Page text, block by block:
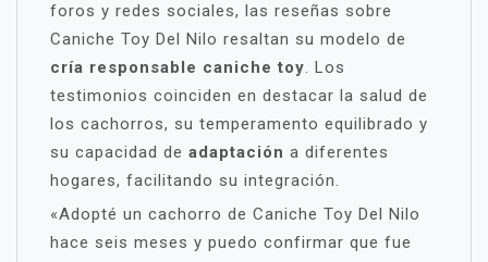
foros y redes sociales, las reseñas sobre
Caniche Toy Del Nilo resaltan su modelo de
cría responsable caniche toy. Los
testimonios coinciden en destacar la salud de
los cachorros, su temperamento equilibrado y
su capacidad de adaptación a diferentes
hogares, facilitando su integración.
«Adopté un cachorro de Caniche Toy Del Nilo
hace seis meses y puedo confirmar que fue